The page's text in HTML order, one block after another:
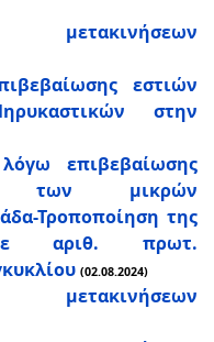
εστιών
στην
επιβεβαίωσης
των μικρών
Τροποποίηση της
πρωτ.
(02.08.2024)